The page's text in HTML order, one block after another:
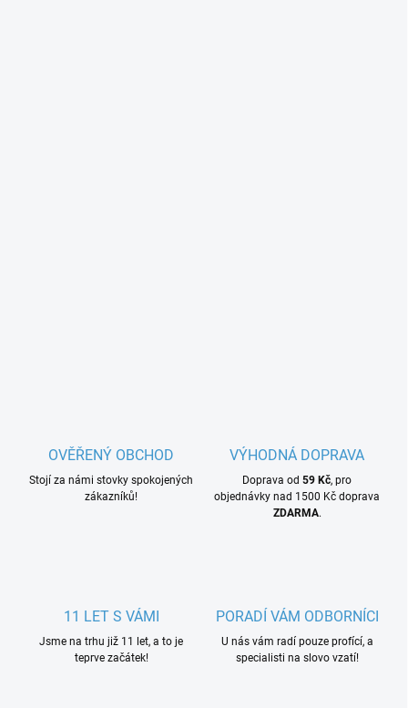
OVĚŘENÝ OBCHOD
Stojí za námi stovky spokojených
zákazníků!
VÝHODNÁ DOPRAVA
Doprava od 59 Kč, pro
objednávky nad 1500 Kč doprava
ZDARMA.
11 LET S VÁMI
Jsme na trhu již 11 let, a to je
teprve začátek!
PORADÍ VÁM ODBORNÍCI
U nás vám radí pouze profící, a
specialisti na slovo vzatí!